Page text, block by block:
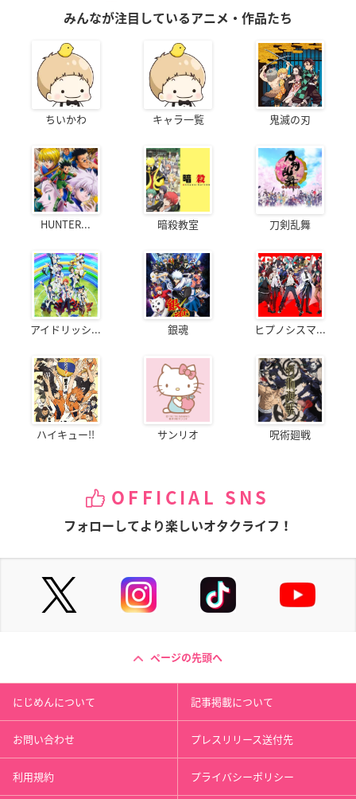
みんなが注目しているアニメ・作品たち
ちいかわ キャラ一覧 鬼滅の刃
HUNTER... 暗殺教室 刀剣乱舞
アイドリッシ... 銀魂 ヒプノシスマ...
ハイキュー!! サンリオ 呪術廻戦
OFFICIAL SNS
フォローしてより楽しいオタクライフ！
ページの先頭へ
にじめんについて 記事掲載について
お問い合わせ プレスリリース送付先
利用規約 プライバシーポリシー